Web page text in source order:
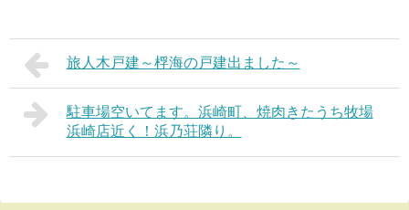
旅人木戸建～桴海の戸建出ました～
駐車場空いてます。浜崎町、焼肉きたうち牧場
浜崎店近く！浜乃荘隣り。